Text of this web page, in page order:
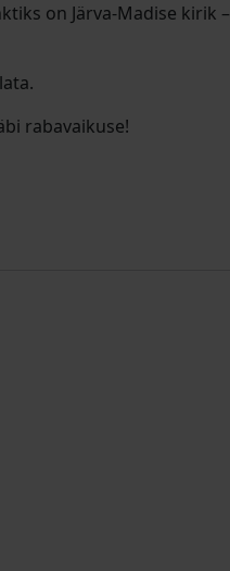
on Järva-Madise kirik –
rabavaikuse!